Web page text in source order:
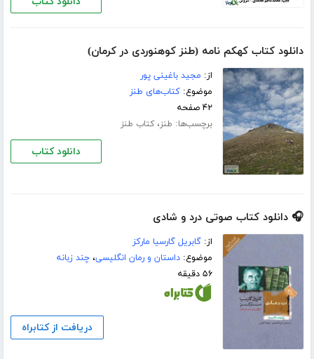
دانلود کتاب کهکم نامه (طنز کوهنوردی در کرمان)
از: مجید باغینی پور
موضوع:کتاب‌های طنز
۴۲ صفحه
برچسب‌ها: طنز،کتاب طنز
دانلود کتاب
🎧 دانلود کتاب صوتی درد و شادی
از:گابریل گارسیا مارکز
موضوع:داستان و رمان انگلیسی،چند زبانه
۵۶ دقیقه
دریافت از کتابراه